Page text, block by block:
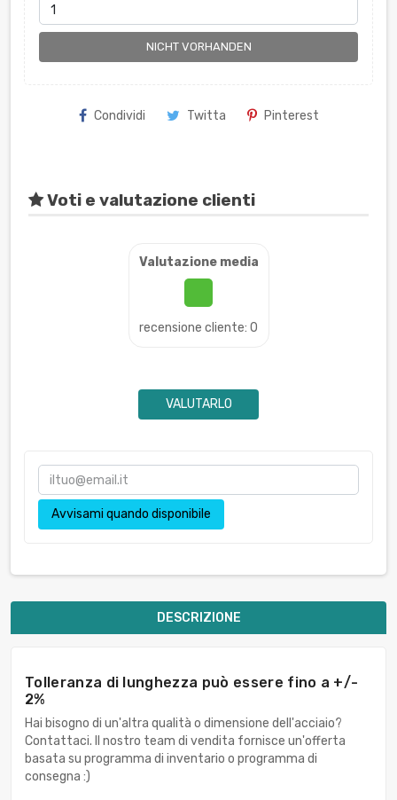
NICHT VORHANDEN
Condividi Twitta Pinterest
Voti e valutazione clienti
Valutazione media
recensione cliente: 0
VALUTARLO
Avvisami quando disponibile
DESCRIZIONE
Tolleranza di lunghezza può essere fino a +/-
2%
Hai bisogno di un'altra qualità o dimensione dell'acciaio?
Contattaci. Il nostro team di vendita fornisce un'offerta
basata su programma di inventario o programma di
consegna :)